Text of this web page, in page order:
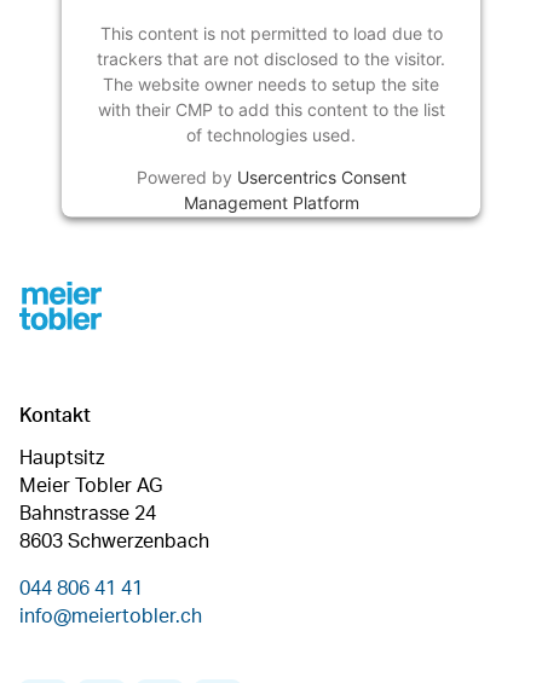
This content is not permitted to load due to
trackers that are not disclosed to the visitor.
The website owner needs to setup the site
with their CMP to add this content to the list
of technologies used.
Powered by Usercentrics Consent
Management Platform
Footer
Kontakt
Hauptsitz
Meier Tobler AG
Bahnstrasse 24
8603 Schwerzenbach
044 806 41 41
info@meiertobler.ch